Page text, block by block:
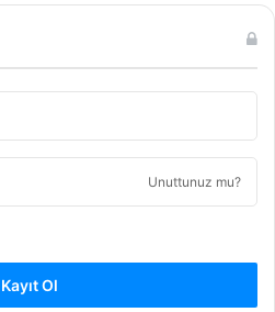
Unuttunuz mu?
Kayıt Ol